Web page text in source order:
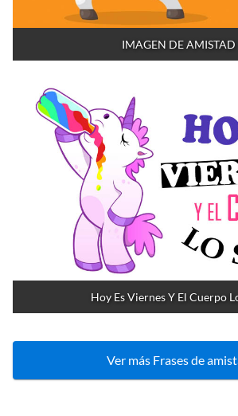
IMAGEN DE AMISTAD
Hoy Es Viernes Y El Cuerpo
Ver más Frases de